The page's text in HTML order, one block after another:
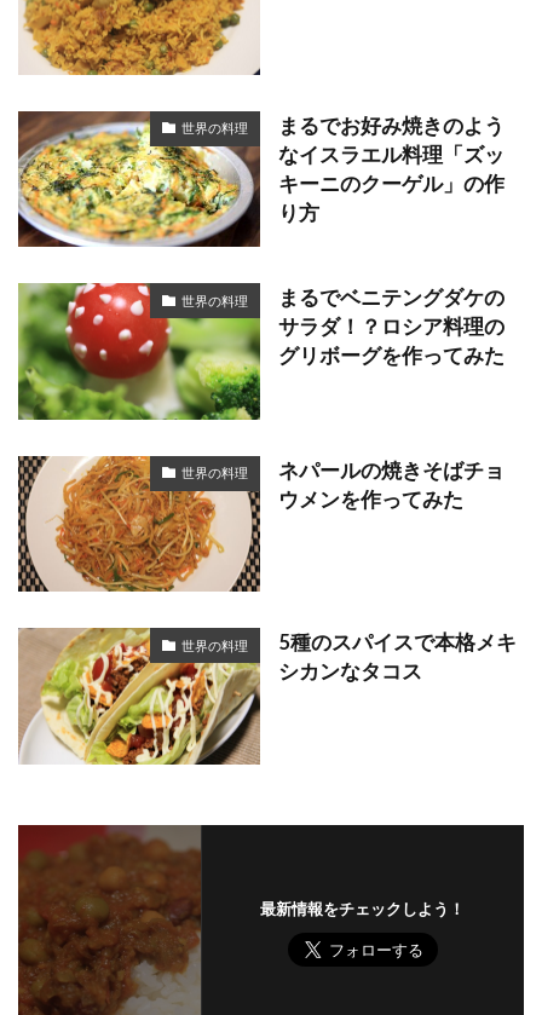
世界の料理
まるでお好み焼きのよう
なイスラエル料理「ズッ
キーニのクーゲル」の作
り方
世界の料理
まるでベニテングダケの
サラダ！？ロシア料理の
グリボーグを作ってみた
世界の料理
ネパールの焼きそばチョ
ウメンを作ってみた
世界の料理
5種のスパイスで本格メキ
シカンなタコス
最新情報をチェックしよう！